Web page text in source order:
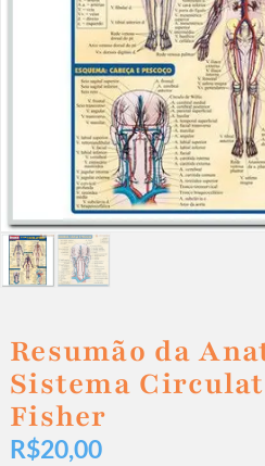
Resumão da
Sistema
Fisher
R$20,00